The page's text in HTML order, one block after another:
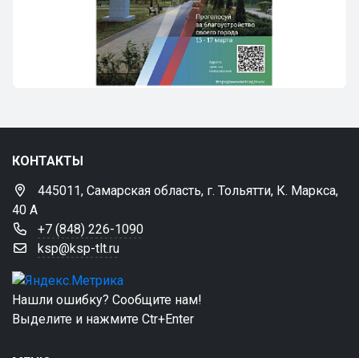
КОНТАКТЫ
445011, Самарская область, г. Тольятти, К. Маркса,
40 А
+7 (848) 226-1090
ksp@ksp-tlt.ru
Нашли ошибку? Сообщите нам!
Выделите и нажмите Ctr+Enter